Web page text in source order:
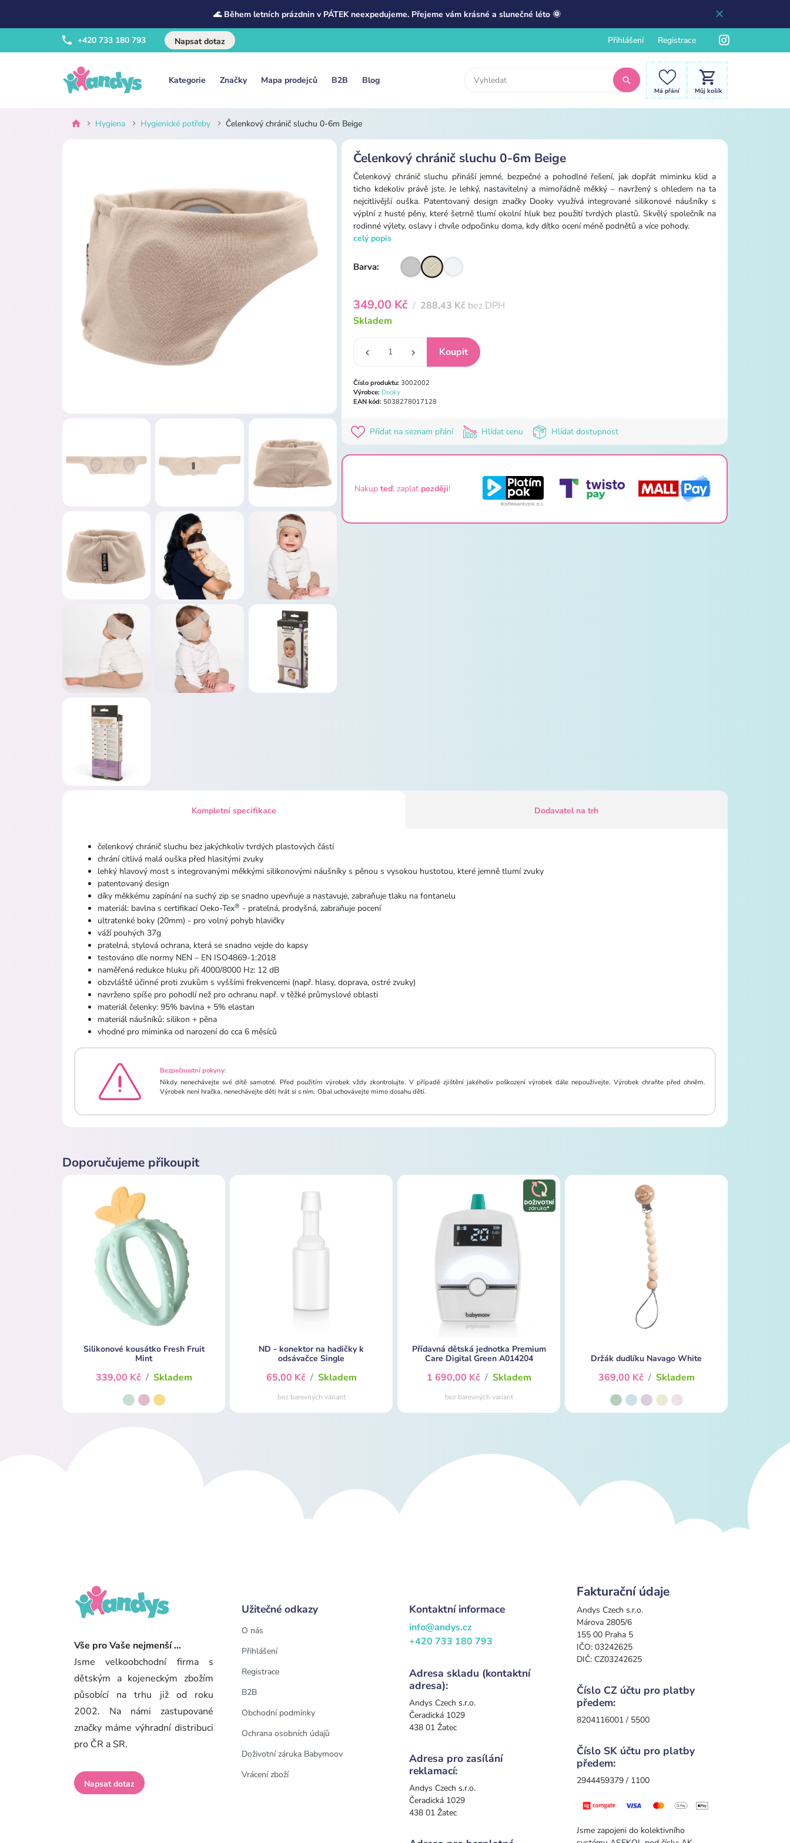
🌊 Během letních prázdnin v PÁTEK neexpedujeme. Přejeme vám krásné a slunečné léto 🌞
+420 733 180 793 Napsat dotaz Přihlášení Registrace
Kategorie Značky Mapa prodejců B2B Blog
Má přání Můj košík
Hygiena Hygienické potřeby Čelenkový chránič sluchu 0-6m Beige
Čelenkový chránič sluchu 0-6m Beige
Čelenkový chránič sluchu přináší jemné, bezpečné a pohodlné řešení, jak dopřát miminku klid a
ticho kdekoliv právě jste. Je lehký, nastavitelný a mimořádně měkký – navržený s ohledem na ta
nejcitlivější ouška. Patentovaný design značky Dooky využívá integrované silikonové náušníky s
výplní z husté pěny, které šetrně tlumí okolní hluk bez použití tvrdých plastů. Skvělý společník na
rodinné výlety, oslavy i chvíle odpočinku doma, kdy dítko ocení méně podnětů a více pohody.
celý popis
Barva:
349,00 Kč / 288,43 Kč bez DPH
Skladem
Číslo produktu: 3002002
Výrobce: Dooky
EAN kód: 5038278017128
Přidat na seznam přání Hlídat cenu Hlídat dostupnost
Nakup teď, zaplať později!
Kompletní specifikace Dodavatel na trh
čelenkový chránič sluchu bez jakýchkoliv tvrdých plastových částí
chrání citlivá malá ouška před hlasitými zvuky
lehký hlavový most s integrovanými měkkými silikonovými náušníky s pěnou s vysokou hustotou, které jemně tlumí zvuky
patentovaný design
díky měkkému zapínání na suchý zip se snadno upevňuje a nastavuje, zabraňuje tlaku na fontanelu
materiál: bavlna s certifikací Oeko-Tex® - pratelná, prodyšná, zabraňuje pocení
ultratenké boky (20mm) - pro volný pohyb hlavičky
váží pouhých 37g
pratelná, stylová ochrana, která se snadno vejde do kapsy
testováno dle normy NEN – EN ISO4869-1:2018
naměřená redukce hluku při 4000/8000 Hz: 12 dB
obzvláště účinné proti zvukům s vyššími frekvencemi (např. hlasy, doprava, ostré zvuky)
navrženo spíše pro pohodlí než pro ochranu např. v těžké průmyslové oblasti
materiál čelenky: 95% bavlna + 5% elastan
materiál náušníků: silikon + pěna
vhodné pro miminka od narození do cca 6 měsíců
Bezpečnostní pokyny:
Nikdy nenechávejte své dítě samotné. Před použitím výrobek vždy zkontrolujte. V případě zjištění jakéholiv poškození výrobek dále nepoužívejte. Výrobek chraňte před ohněm.
Výrobek není hračka, nenechávejte děti hrát si s ním. Obal uchovávejte mimo dosahu dětí.
Doporučujeme přikoupit
Silikonové kousátko Fresh Fruit
Mint
339,00 Kč / Skladem
ND - konektor na hadičky k
odsávačce Single
65,00 Kč / Skladem
bez barevných variant
Přídavná dětská jednotka Premium
Care Digital Green A014204
1 690,00 Kč / Skladem
bez barevných variant
Držák dudlíku Navago White
369,00 Kč / Skladem
Vše pro Vaše nejmenší ...
Jsme velkoobchodní firma s
dětským a kojeneckým zbožím
působící na trhu již od roku
2002. Na námi zastupované
značky máme výhradní distribuci
pro ČR a SR.
Napsat dotaz
Užitečné odkazy
O nás
Přihlášení
Registrace
B2B
Obchodní podmínky
Ochrana osobních údajů
Doživotní záruka Babymoov
Vrácení zboží
Kontaktní informace
info@andys.cz
+420 733 180 793
Adresa skladu (kontaktní
adresa):
Andys Czech s.r.o.
Čeradická 1029
438 01 Žatec
Adresa pro zasílání
reklamací:
Andys Czech s.r.o.
Čeradická 1029
438 01 Žatec
Fakturační údaje
Andys Czech s.r.o.
Márova 2805/6
155 00 Praha 5
IČO: 03242625
DIČ: CZ03242625
Číslo CZ účtu pro platby
předem:
8204116001 / 5500
Číslo SK účtu pro platby
předem:
2944459379 / 1100
Jsme zapojeni do kolektivního